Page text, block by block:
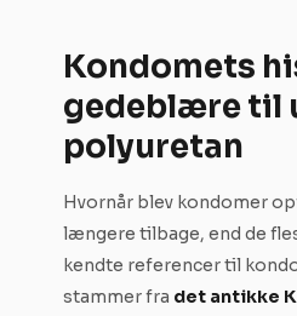
Kondomets
gedeblære til
polyuretan
Hvornår blev kondomer
længere tilbage, end de
kendte referencer til
stammer fra det antikke